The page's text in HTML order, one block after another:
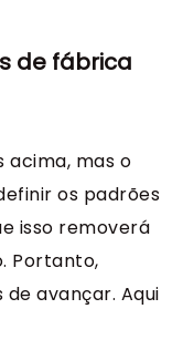
de fábrica
acima, mas o
os padrões
isso removerá
Portanto,
avançar. Aqui